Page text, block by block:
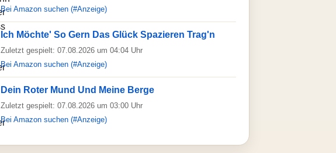
Bei Amazon suchen (#Anzeige)
Ich Möchte' So Gern Das Glück Spazieren Trag'n
Zuletzt gespielt: 07.08.2026 um 04:04 Uhr
Bei Amazon suchen (#Anzeige)
Dein Roter Mund Und Meine Berge
Zuletzt gespielt: 07.08.2026 um 03:00 Uhr
Bei Amazon suchen (#Anzeige)